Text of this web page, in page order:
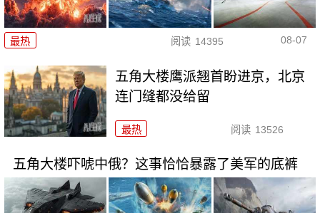
最热 阅读 14395 08-07
五角大楼鹰派翘首盼进京，北京
连门缝都没给留
最热 阅读 13526
五角大楼吓唬中俄？这事恰恰暴露了美军的底裤